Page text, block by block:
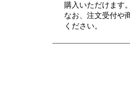
購入いただけます。
なお、注文受付や
ください。